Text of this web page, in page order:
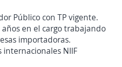
Público con TP vigente.
en el cargo trabajando
importadoras.
internacionales NIIF